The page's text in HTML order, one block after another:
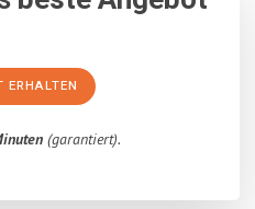
ERHALTEN
(garantiert).